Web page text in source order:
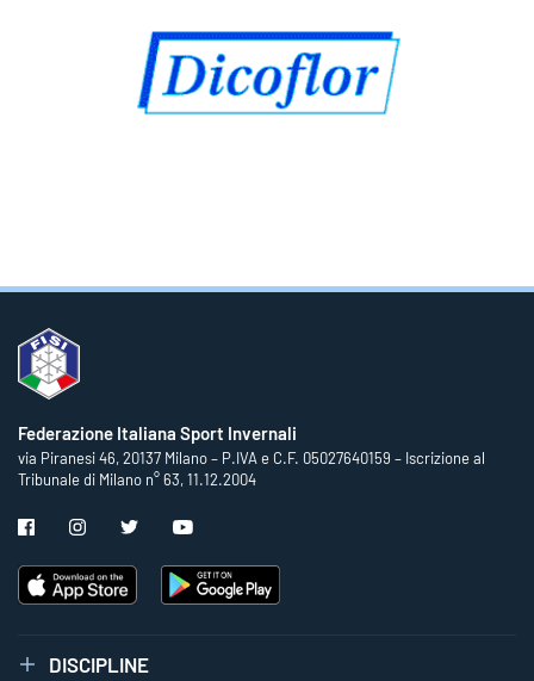
Federazione Italiana Sport Invernali
via Piranesi 46, 20137 Milano – P.IVA e C.F. 05027640159 – Iscrizione al
Tribunale di Milano n° 63, 11.12.2004
DISCIPLINE